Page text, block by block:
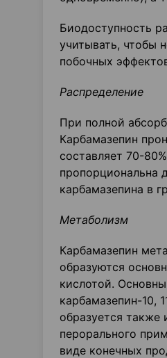
Биодоступность
учитывать, чтобы
побочных
Распределение
При полной
Карбамазепин
составляет 70-
пропорциональна
карбамазепина в
Метаболизм
Карбамазепин
образуются
кислотой.
карбамазепин-10,
образуется
перорального
виде конечных